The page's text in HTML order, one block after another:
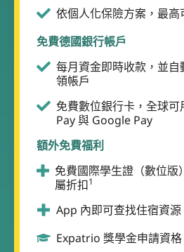
依個人化保險方案，最
免費德國銀行帳戶
每月資金即時收款，並
領帳戶
免費數位銀行卡，全球
Pay 與 Google Pay
額外免費福利
免費國際學生證（數位版
屬折扣1
App 內即可查找住宿資源
Expatrio 獎學金申請資格